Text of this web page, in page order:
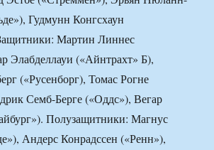
Гудмунн Конгсхаун
Мартин Линнес
Элабделлауи («Айнтрахт» Б),
(«Русенборг), Томас Рогне
Семб-Берге («Оддс»), Вегар
Полузащитники: Магнус
Андерс Конрадссен («Ренн»),